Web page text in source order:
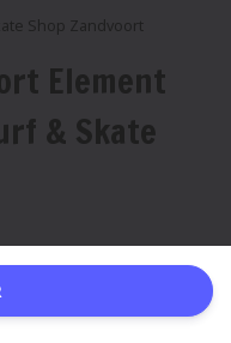
Shop Zandvoort
Element
& Skate